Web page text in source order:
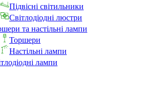
Підвісні світильники
Світлодіодні люстри
та настільні лампи
Торшери
Настільні лампи
лампи